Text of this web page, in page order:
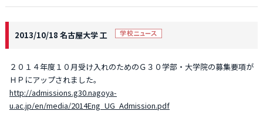
2013/10/18 名古屋大学 工
２０１４年度１０月受け入れのためのＧ３０学部・大学院の募集要項が
ＨＰにアップされました。
http://admissions.g30.nagoya-
u.ac.jp/en/media/2014Eng_UG_Admission.pdf